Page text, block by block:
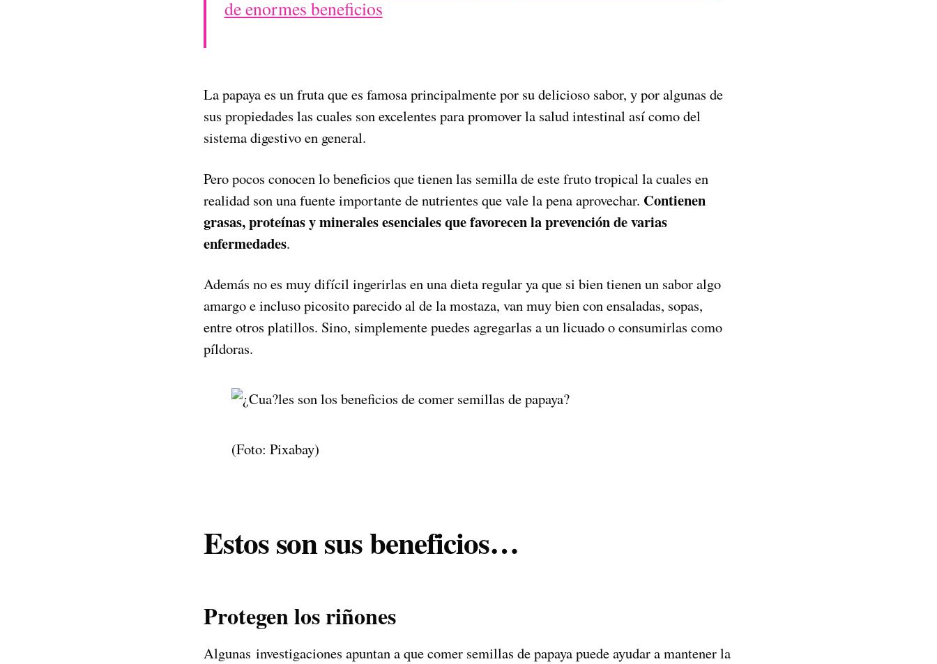
de enormes beneficios
La papaya es un fruta que es famosa principalmente por su delicioso sabor, y por algunas de
sus propiedades las cuales son excelentes para promover la salud intestinal así como del
sistema digestivo en general.
Pero pocos conocen lo beneficios que tienen las semilla de este fruto tropical la cuales en
realidad son una fuente importante de nutrientes que vale la pena aprovechar. Contienen
grasas, proteínas y minerales esenciales que favorecen la prevención de varias
enfermedades.
Además no es muy difícil ingerirlas en una dieta regular ya que si bien tienen un sabor algo
amargo e incluso picosito parecido al de la mostaza, van muy bien con ensaladas, sopas,
entre otros platillos. Sino, simplemente puedes agregarlas a un licuado o consumirlas como
píldoras.
(Foto: Pixabay)
Estos son sus beneficios…
Protegen los riñones
Algunas investigaciones apuntan a que comer semillas de papaya puede ayudar a mantener la